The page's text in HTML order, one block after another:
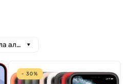
алфавита
- 30%